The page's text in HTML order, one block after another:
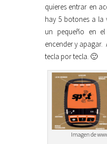
quieres entrar en
hay 5 botones a la
un pequeño en
encender y apagar.
tecla por tecla. 🙂
Imagen de